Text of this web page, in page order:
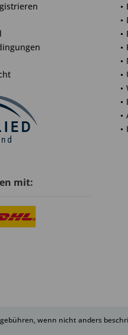
mit:
wenn nicht anders